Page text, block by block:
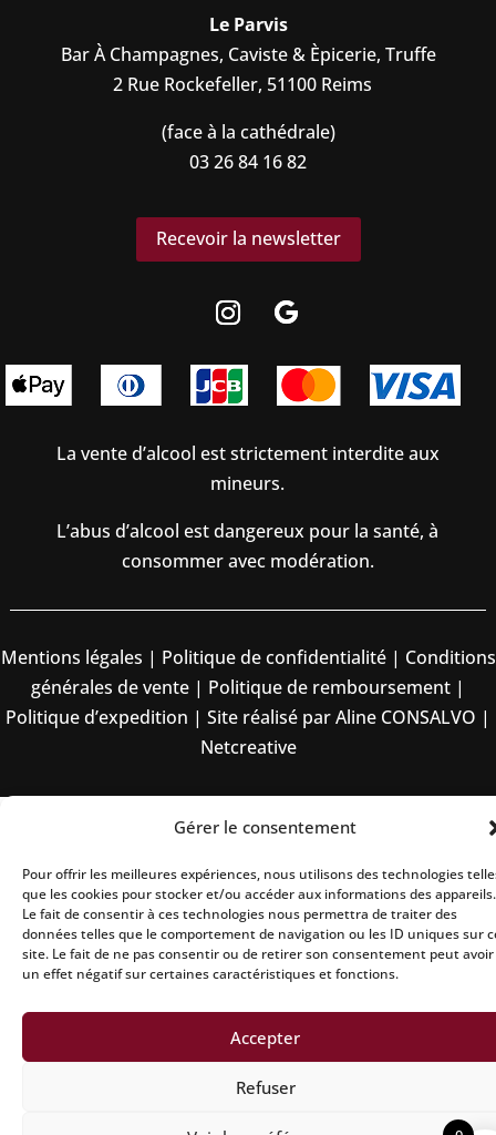
Gérer le consentement
Pour offrir les meilleures expériences, nous utilisons des technologies
que les cookies pour stocker et/ou accéder aux informations des appareils.
Le fait de consentir à ces technologies nous permettra de traiter des
données telles que le comportement de navigation ou les ID uniques sur
site. Le fait de ne pas consentir ou de retirer son consentement peut avoir
un effet négatif sur certaines caractéristiques et fonctions.
Accepter
Refuser
Le Parvis
Bar À Champagnes, Caviste & Èpicerie, Truffe
2 Rue Rockefeller, 51100 Reims
(face à la cathédrale)
03 26 84 16 82
Recevoir la newsletter
La vente d’alcool est strictement interdite aux
mineurs.
L’abus d’alcool est dangereux pour la santé, à
consommer avec modération.
Mentions légales | Politique de confidentialité| Conditions
générales de vente | Politique de remboursement |
Politique d’expedition | Site réalisé par Aline CONSALVO |
Netcreative